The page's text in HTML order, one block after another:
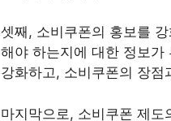
셋째, 소비쿠폰의 홍보를
해야 하는지에 대한 정보
강화하고, 소비쿠폰의 장
마지막으로, 소비쿠폰 제